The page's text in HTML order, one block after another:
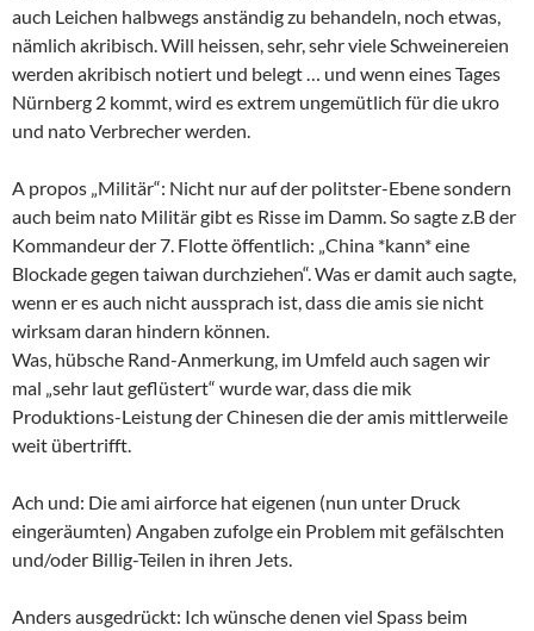
auch Leichen halbwegs anständig zu behandeln, noch etwas,
nämlich akribisch. Will heissen, sehr, sehr viele Schweinereien
werden akribisch notiert und belegt … und wenn eines Tages
Nürnberg 2 kommt, wird es extrem ungemütlich für die ukro
und nato Verbrecher werden.
A propos „Militär“: Nicht nur auf der politster-Ebene sondern
auch beim nato Militär gibt es Risse im Damm. So sagte z.B der
Kommandeur der 7. Flotte öffentlich: „China *kann* eine
Blockade gegen taiwan durchziehen“. Was er damit auch sagte,
wenn er es auch nicht aussprach ist, dass die amis sie nicht
wirksam daran hindern können.
Was, hübsche Rand-Anmerkung, im Umfeld auch sagen wir
mal „sehr laut geflüstert“ wurde war, dass die mik
Produktions-Leistung der Chinesen die der amis mittlerweile
weit übertrifft.
Ach und: Die ami airforce hat eigenen (nun unter Druck
eingeräumten) Angaben zufolge ein Problem mit gefälschten
und/oder Billig-Teilen in ihren Jets.
Anders ausgedrückt: Ich wünsche denen viel Spass beim